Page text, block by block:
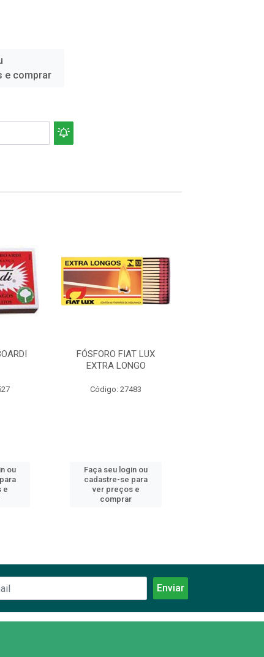
e comprar
ou
e
FÓSFORO FIAT LUX
EXTRA LONGO
Código: 27483
Faça seu login ou
cadastre-se para
ver preços e
comprar